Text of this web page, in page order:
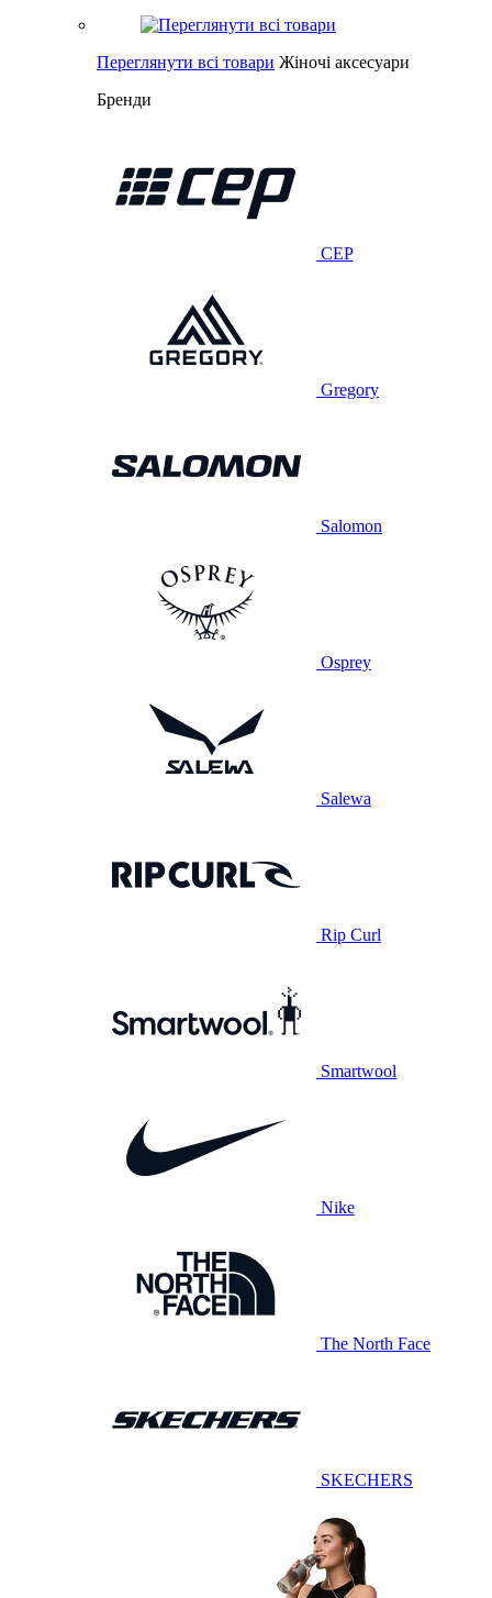
Переглянути всі товари Жіночі аксесуари
Бренди
CEP
Gregory
Salomon
Osprey
Salewa
Rip Curl
Smartwool
Nike
The North Face
SKECHERS